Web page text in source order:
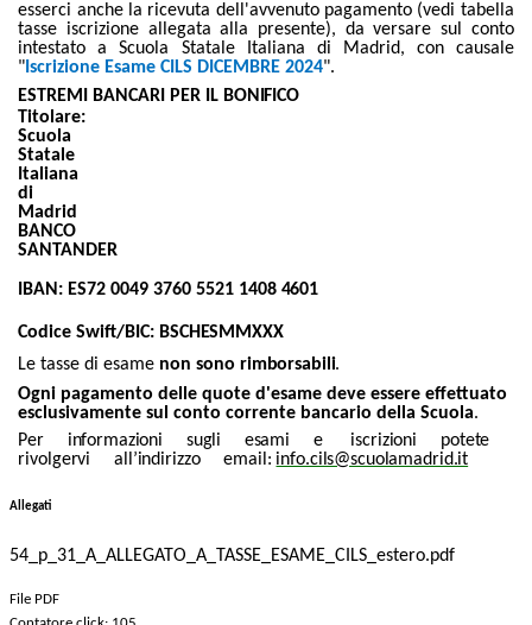
esserci anche la ricevuta dell'avvenuto pagamento (vedi tabella
tasse iscrizione allegata alla presente), da versare sul conto
intestato a Scuola Statale Italiana di Madrid, con causale
" Iscrizione Esame CILS DICEMBRE 2024".
ESTREMI BANCARI PER IL BONIFICO
Titolare:
Scuola
Statale
Italiana
di
Madrid
BANCO
SANTANDER
IBAN: ES72 0049 3760 5521 1408 4601
Codice Swift/BIC: BSCHESMMXXX
Le tasse di esame non sono rimborsabili.
Ogni pagamento delle quote d'esame deve essere effettuato
esclusivamente sul conto corrente bancario della Scuola.
Per
informazioni sugli esami e iscrizioni
potete
rivolgervi
all’indirizzo email: info.cils@scuolamadrid.it
Allegati
54_p_31_A_ALLEGATO_A_TASSE_ESAME_CILS_estero.pdf
File PDF